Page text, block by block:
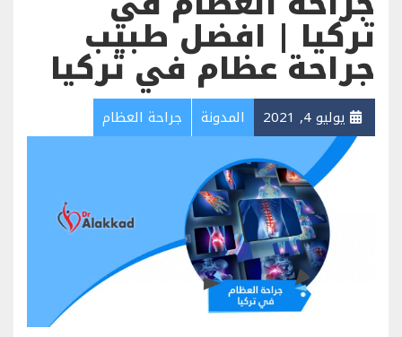
تركيا | افضل طبيب
جراحة عظام في تركيا
يوليو 4, 2021 المدونة جراحة العظام